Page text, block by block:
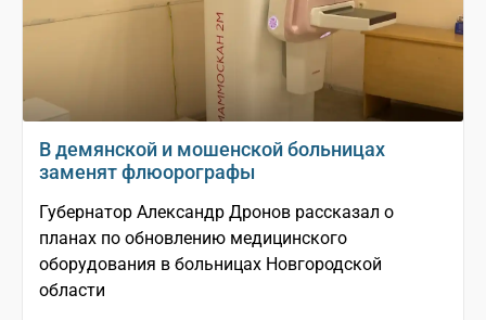
В демянской и мошенской больницах
заменят флюорографы
Губернатор Александр Дронов рассказал о
планах по обновлению медицинского
оборудования в больницах Новгородской
области